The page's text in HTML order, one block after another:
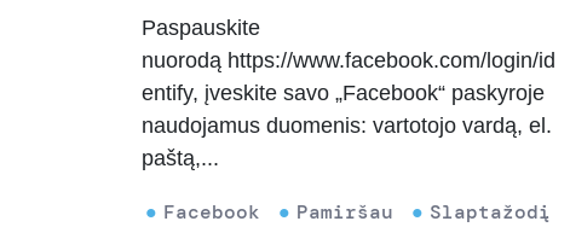
Paspauskite
nuorodą https://www.facebook.com/login/id
entify, įveskite savo „Facebook“ paskyroje
naudojamus duomenis: vartotojo vardą, el.
paštą,...
Facebook Pamiršau Slaptažodį